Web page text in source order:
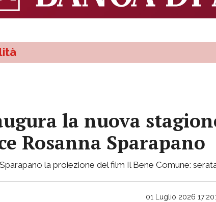
la nuova
Rosanna Sparapano
la proiezione del film Il Bene Comune:
01 Luglio 2026